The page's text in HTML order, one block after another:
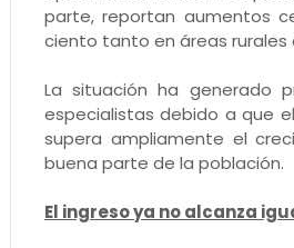
parte, reportan aumentos
ciento tanto en áreas rurales
La situación ha generado
especialistas debido a que
supera ampliamente el
buena parte de la población.
El ingreso ya no alcanza